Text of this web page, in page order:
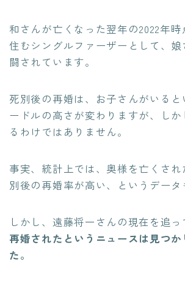
和さんが亡くなった翌年の2022年
住むシングルファーザーとして、
闘されています。
死別後の再婚は、お子さんがいる
ードルの高さが変わりますが、しか
るわけではありません。
事実、統計上では、奥様を亡くさ
別後の再婚率が高い、というデータ
しかし、遠藤将一さんの現在を追っ
再婚されたというニュースは見つか
た。